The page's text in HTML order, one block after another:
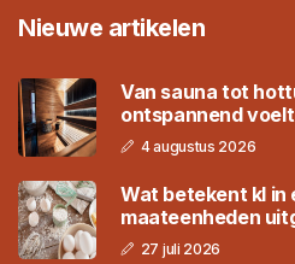
Nieuwe artikelen
Van sauna tot
ontspannend voelt
4 augustus 2026
Wat betekent kl in
maateenheden
27 juli 2026